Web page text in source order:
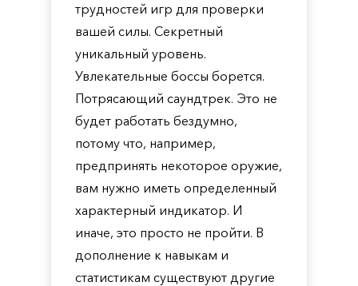
трудностей игр для проверки
вашей силы. Секретный
уникальный уровень.
Увлекательные боссы борется.
Потрясающий саундтрек. Это не
будет работать бездумно,
потому что, например,
предпринять некоторое оружие,
вам нужно иметь определенный
характерный индикатор. И
иначе, это просто не пройти. В
дополнение к навыкам и
статистикам существуют другие